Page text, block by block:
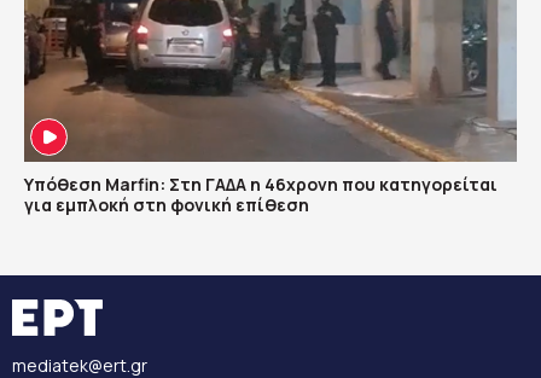
Υπόθεση Marfin: Στη ΓΑΔΑ η 46χρονη που κατηγορείται
για εμπλοκή στη φονική επίθεση
mediatek@ert.gr